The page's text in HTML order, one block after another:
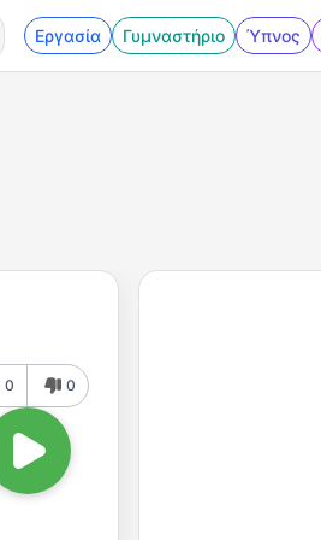
Εργασία Γυμναστήριο Ύπνος
0 0